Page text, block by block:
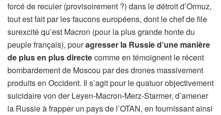
forcé de reculer (provisoirement ?) dans le détroit d’Ormuz,
tout est fait par les faucons européens, dont le chef de file
surexcité qu’est Macron (pour la plus grande honte du
peuple français), pouragresser la Russie d’une manière
de plus en plus directecomme en témoignent le récent
bombardement de Moscou par des drones massivement
produits en Occident. Il s’agit pour le quatuor objectivement
suicidaire von der Leyen-Macron-Merz-Starmer, d’amener
la Russie à frapper un pays de l’OTAN, en fournissant ainsi